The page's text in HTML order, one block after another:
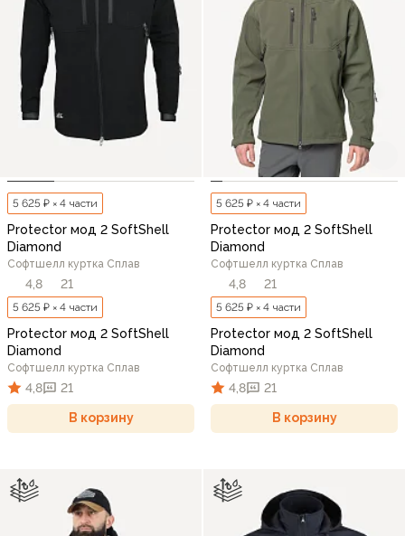
5 625 ₽ × 4 части
Protector мод 2 SoftShell
Diamond
Софтшелл куртка Сплав
4,8 21
5 625 ₽ × 4 части
Protector мод 2 SoftShell
Diamond
Софтшелл куртка Сплав
4,8 21
В корзину
5 625 ₽ × 4 части
Protector мод 2 SoftShell
Diamond
Софтшелл куртка Сплав
4,8 21
5 625 ₽ × 4 части
Protector мод 2 SoftShell
Diamond
Софтшелл куртка Сплав
4,8 21
В корзину